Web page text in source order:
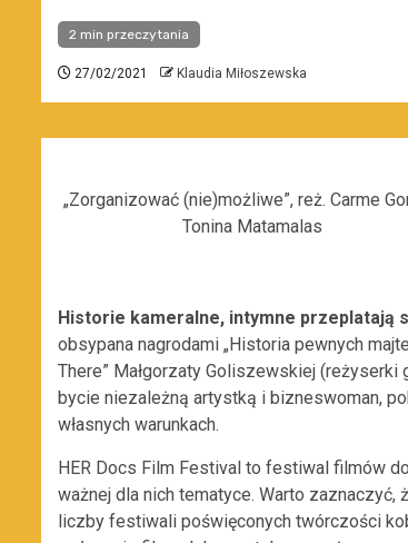
2 min przeczytania
27/02/2021 Klaudia Miłoszewska
„Zorganizować (nie)możliwe”, reż. Carme
Tonina Matamalas
Historie kameralne, intymne przeplatają
obsypana nagrodami „Historia pewnych
There” Małgorzaty Goliszewskiej (reżyserki
bycie niezależną artystką i bizneswoman,
własnych warunkach.
HER Docs Film Festival to festiwal filmów
ważnej dla nich tematyce. Warto
liczby festiwali poświęconych twórczości